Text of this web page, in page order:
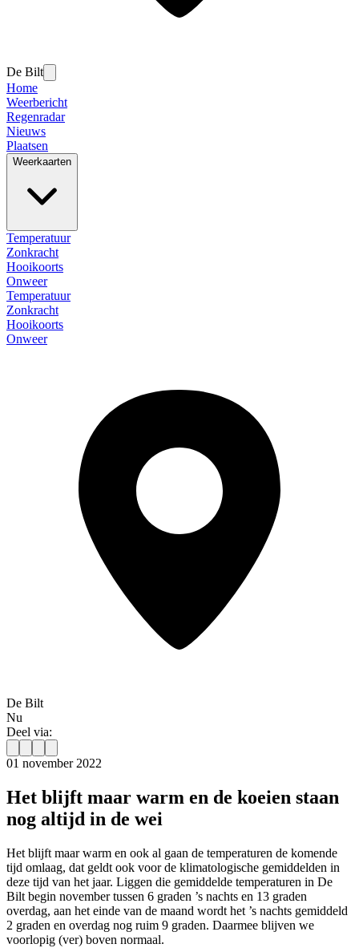
De Bilt
Home
Weerbericht
Regenradar
Nieuws
Plaatsen
Weerkaarten
Temperatuur
Zonkracht
Hooikoorts
Onweer
Temperatuur
Zonkracht
Hooikoorts
Onweer
De Bilt
Nu
Deel via:
01 november 2022
Het blijft maar warm en de koeien staan
nog altijd in de wei
Het blijft maar warm en ook al gaan de temperaturen de komende
tijd omlaag, dat geldt ook voor de klimatologische gemiddelden in
deze tijd van het jaar. Liggen die gemiddelde temperaturen in De
Bilt begin november tussen 6 graden ’s nachts en 13 graden
overdag, aan het einde van de maand wordt het ’s nachts gemiddeld
2 graden en overdag nog ruim 9 graden. Daarmee blijven we
voorlopig (ver) boven normaal.